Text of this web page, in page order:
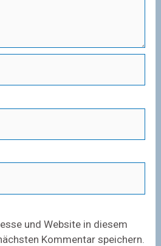
und Website in diesem
Kommentar speichern.